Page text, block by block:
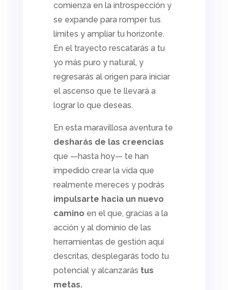
comienza en la introspección y
se expande para romper tus
límites y ampliar tu horizonte.
En el trayecto rescatarás a tu
yo más puro y natural, y
regresarás al origen para iniciar
el ascenso que te llevará a
lograr lo que deseas.
En esta maravillosa aventura te
desharás de las creencias
que —hasta hoy— te han
impedido crear la vida que
realmente mereces y podrás
impulsarte hacia un nuevo
camino en el que, gracias a la
acción y al dominio de las
herramientas de gestión aquí
descritas, desplegarás todo tu
potencial y alcanzarás tus
metas.